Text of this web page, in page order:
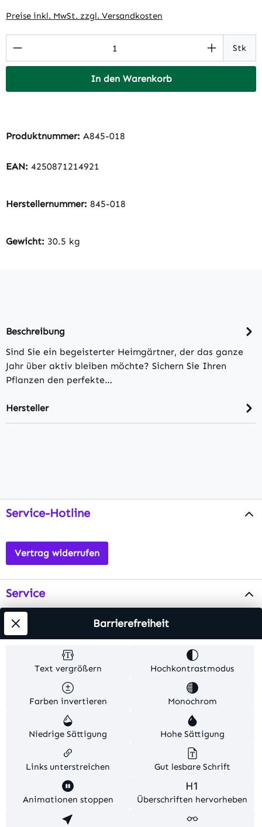
Preise inkl. MwSt. zzgl. Versandkosten
Produkt Anzahl: Gib den gewünschtenStk
In den Warenkorb
Produktnummer: A845-018
EAN: 4250871214921
Herstellernummer: 845-018
Gewicht: 30.5 kg
Beschreibung
Sind Sie ein begeisterter Heimgärtner, der das ganze
Jahr über aktiv bleiben möchte? Sichern Sie Ihren
Pflanzen den perfekte…
Hersteller
Service-Hotline
Vertrag widerrufen
Service
Info
Alle Preise inkl. gesetzl. Mehrwertsteuer zzgl.
Versandkosten . Alle Artikelangaben sind
Herstellerangaben und ohne Gewähr.
© 2026 MKV24 – Alle Rechte vorbehalten. Theme by
TC-Innovations
Text vergrößern Hochkontrastmodus
Farben invertieren Monochrom
Niedrige Sättigung Hohe Sättigung
Links unterstreichen Gut lesbare Schrift
Animationen stoppen Überschriften hervorheben
Barrierefreiheit
Diese Website verwendet Cookies, um eine bestmögliche
Erfahrung bieten zu können.